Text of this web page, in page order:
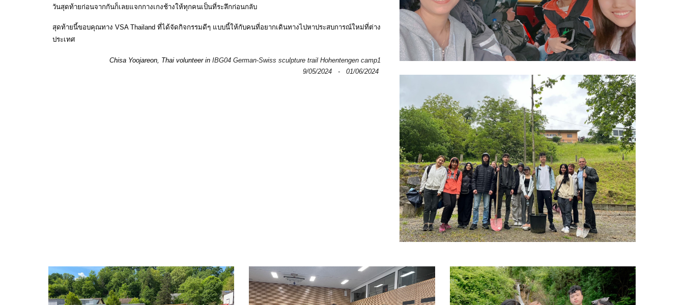
วันสุดท้ายก่อนจากกันก็เลยแจกกางเกงช้างให้ทุกคนเป็นที่ระลึกก่อนกลับ
สุดท้ายนี้ขอบคุณทาง VSA Thailand ที่ได้จัดกิจกรรมดีๆ แบบนี้ให้กับคนที่อยากเดินทางไปหาประสบการณ์ใหม่ที่ต่าง
ประเทศ
Chisa Yoojareon, Thai volunteer in IBG04 German-Swiss sculpture trail Hohentengen camp1
9/05/2024 - 01/06/2024